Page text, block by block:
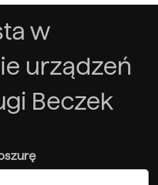
w
urządzeń
Beczek